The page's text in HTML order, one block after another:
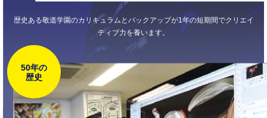
歴史ある敬道学園のカリキュラムとバックアップが1年の短期間でクリエイ
ティブ力を養います。
50年の
歴史